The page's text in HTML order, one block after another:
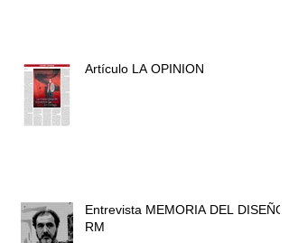
Artículo LA OPINION
Entrevista MEMORIA DEL DISEÑO
RM